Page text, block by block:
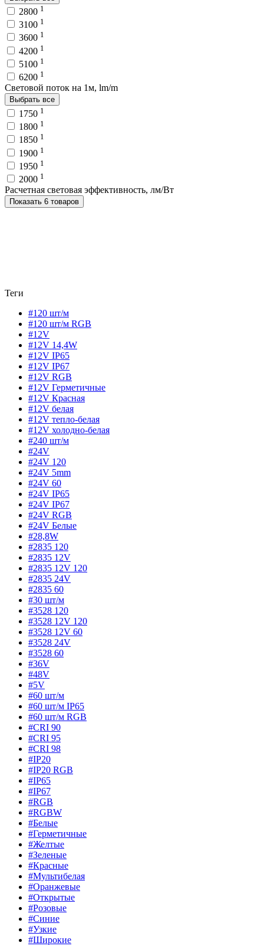
2800 1
3100 1
3600 1
4200 1
5100 1
6200 1
Световой поток на 1м, lm/m
Выбрать все
1750 1
1800 1
1850 1
1900 1
1950 1
2000 1
Расчетная световая эффективность, лм/Вт
Показать 6 товаров
Теги
#120 шт/м
#120 шт/м RGB
#12V
#12V 14,4W
#12V IP65
#12V IP67
#12V RGB
#12V Герметичные
#12V Красная
#12V белая
#12V тепло-белая
#12V холодно-белая
#240 шт/м
#24V
#24V 120
#24V 5mm
#24V 60
#24V IP65
#24V IP67
#24V RGB
#24V Белые
#28,8W
#2835 120
#2835 12V
#2835 12V 120
#2835 24V
#2835 60
#30 шт/м
#3528 120
#3528 12V 120
#3528 12V 60
#3528 24V
#3528 60
#36V
#48V
#5V
#60 шт/м
#60 шт/м IP65
#60 шт/м RGB
#CRI 90
#CRI 95
#CRI 98
#IP20
#IP20 RGB
#IP65
#IP67
#RGB
#RGBW
#Белые
#Герметичные
#Желтые
#Зеленые
#Красные
#Мультибелая
#Оранжевые
#Открытые
#Розовые
#Синие
#Узкие
#Широкие